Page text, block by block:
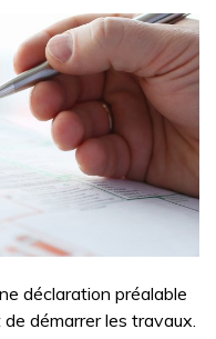
déclaration préalable
démarrer les travaux.